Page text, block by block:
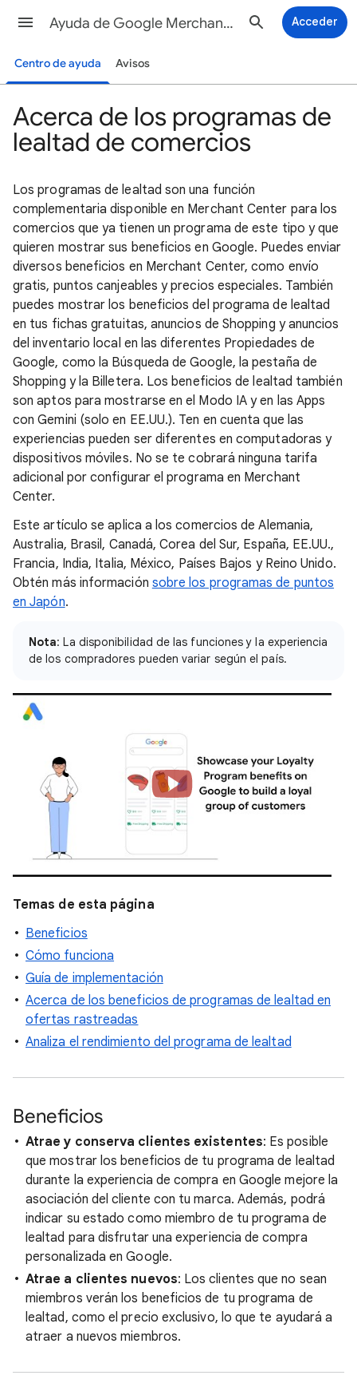
Ayuda de Google Merchant Center Acceder
Centro de ayuda Avisos
Acerca de los programas de
lealtad de comercios
Los programas de lealtad son una función
complementaria disponible en Merchant Center para los
comercios que ya tienen un programa de este tipo y que
quieren mostrar sus beneficios en Google. Puedes enviar
diversos beneficios en Merchant Center, como envío
gratis, puntos canjeables y precios especiales. También
puedes mostrar los beneficios del programa de lealtad
en tus fichas gratuitas, anuncios de Shopping y anuncios
del inventario local en las diferentes Propiedades de
Google, como la Búsqueda de Google, la pestaña de
Shopping y la Billetera. Los beneficios de lealtad también
son aptos para mostrarse en el Modo IA y en las Apps
con Gemini (solo en EE.UU.). Ten en cuenta que las
experiencias pueden ser diferentes en computadoras y
dispositivos móviles. No se te cobrará ninguna tarifa
adicional por configurar el programa en Merchant
Center.
Este artículo se aplica a los comercios de Alemania,
Australia, Brasil, Canadá, Corea del Sur, España, EE.UU.,
Francia, India, Italia, México, Países Bajos y Reino Unido.
Obtén más información sobre los programas de puntos
en Japón.
Nota: La disponibilidad de las funciones y la experiencia
de los compradores pueden variar según el país.
Temas de esta página
Beneficios
Cómo funciona
Guía de implementación
Acerca de los beneficios de programas de lealtad en
ofertas rastreadas
Analiza el rendimiento del programa de lealtad
Beneficios
Atrae y conserva clientes existentes: Es posible
que mostrar los beneficios de tu programa de lealtad
durante la experiencia de compra en Google mejore la
asociación del cliente con tu marca. Además, podrá
indicar su estado como miembro de tu programa de
lealtad para disfrutar una experiencia de compra
personalizada en Google.
Atrae a clientes nuevos: Los clientes que no sean
miembros verán los beneficios de tu programa de
lealtad, como el precio exclusivo, lo que te ayudará a
atraer a nuevos miembros.